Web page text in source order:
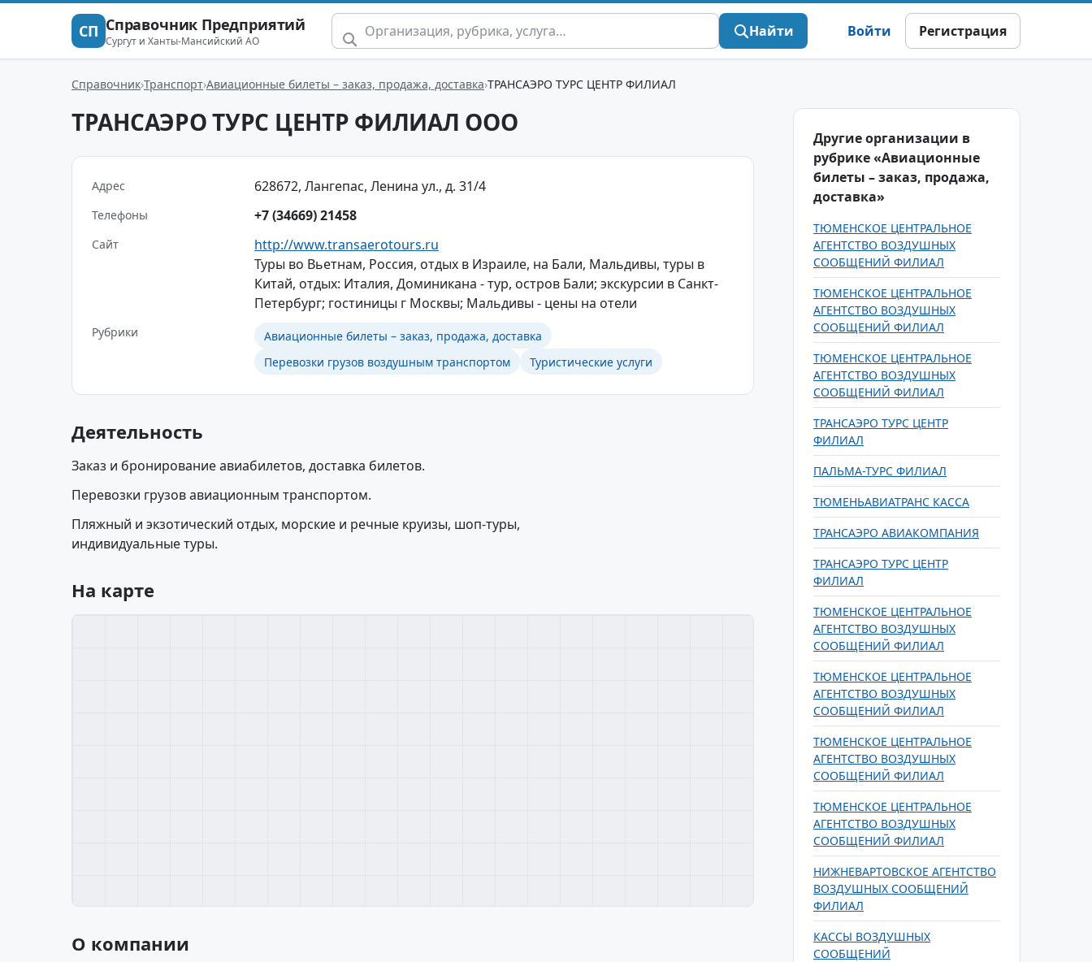
СП Справочник Предприятий
Сургут и Ханты-Мансийский АО
Найти Войти Регистрация
Справочник Транспорт Авиационные билеты – заказ, продажа, доставка ТРАНСАЭРО ТУРС ЦЕНТР ФИЛИАЛ
ТРАНСАЭРО ТУРС ЦЕНТР ФИЛИАЛ ООО
Адрес 628672, Лангепас, Ленина ул., д. 31/4
Телефоны +7 (34669) 21458
Сайт
http://www.transaerotours.ru
Туры во Вьетнам, Россия, отдых в Израиле, на Бали, Мальдивы, туры в
Китай, отдых: Италия, Доминикана - тур, остров Бали; экскурсии в Санкт-
Петербург; гостиницы г Москвы; Мальдивы - цены на отели
Рубрики
Авиационные билеты – заказ, продажа, доставка
Перевозки грузов воздушным транспортом
Туристические услуги
Деятельность
Заказ и бронирование авиабилетов, доставка билетов.
Перевозки грузов авиационным транспортом.
Пляжный и экзотический отдых, морские и речные круизы, шоп-туры,
индивидуальные туры.
На карте
О компании
Другие организации в
рубрике «Авиационные
билеты – заказ, продажа,
доставка»
ТЮМЕНСКОЕ ЦЕНТРАЛЬНОЕ
АГЕНТСТВО ВОЗДУШНЫХ
СООБЩЕНИЙ ФИЛИАЛ
ТЮМЕНСКОЕ ЦЕНТРАЛЬНОЕ
АГЕНТСТВО ВОЗДУШНЫХ
СООБЩЕНИЙ ФИЛИАЛ
ТЮМЕНСКОЕ ЦЕНТРАЛЬНОЕ
АГЕНТСТВО ВОЗДУШНЫХ
СООБЩЕНИЙ ФИЛИАЛ
ТРАНСАЭРО ТУРС ЦЕНТР
ФИЛИАЛ
ПАЛЬМА-ТУРC ФИЛИАЛ
ТЮМЕНЬАВИАТРАНС КАССА
ТРАНСАЭРО АВИАКОМПАНИЯ
ТРАНСАЭРО ТУРС ЦЕНТР
ФИЛИАЛ
ТЮМЕНСКОЕ ЦЕНТРАЛЬНОЕ
АГЕНТСТВО ВОЗДУШНЫХ
СООБЩЕНИЙ ФИЛИАЛ
ТЮМЕНСКОЕ ЦЕНТРАЛЬНОЕ
АГЕНТСТВО ВОЗДУШНЫХ
СООБЩЕНИЙ ФИЛИАЛ
ТЮМЕНСКОЕ ЦЕНТРАЛЬНОЕ
АГЕНТСТВО ВОЗДУШНЫХ
СООБЩЕНИЙ ФИЛИАЛ
ТЮМЕНСКОЕ ЦЕНТРАЛЬНОЕ
АГЕНТСТВО ВОЗДУШНЫХ
СООБЩЕНИЙ ФИЛИАЛ
НИЖНЕВАРТОВСКОЕ АГЕНТСТВО
ВОЗДУШНЫХ СООБЩЕНИЙ
ФИЛИАЛ
КАССЫ ВОЗДУШНЫХ
СООБЩЕНИЙ